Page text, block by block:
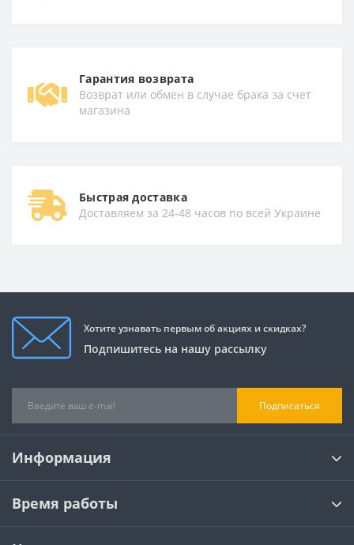
Гарантия возврата
Возврат или обмен в случае брака за счет
магазина
Быстрая доставка
Доставляем за 24-48 часов по всей Украине
Хотите узнавать первым об акциях и скидках?
Подпишитесь на нашу рассылку
Подписаться
Информация
Время работы